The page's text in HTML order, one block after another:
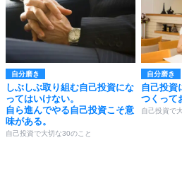
自分磨き
しぶしぶ取り組む自己投資にな
ってはいけない。
自ら進んでやる自己投資こそ意
味がある。
自己投資で大切な30のこと
自分磨き
自己投資
つくって
自己投資で